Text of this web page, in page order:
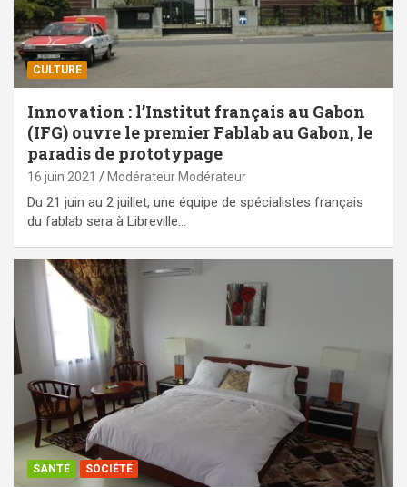
CULTURE
Innovation : l’Institut français au Gabon
(IFG) ouvre le premier Fablab au Gabon, le
paradis de prototypage
16 juin 2021 Modérateur Modérateur
Du 21 juin au 2 juillet, une équipe de spécialistes français
du fablab sera à Libreville…
SANTÉ SOCIÉTÉ